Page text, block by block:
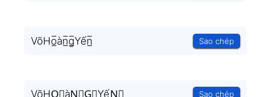
VõHo̲̅àn̲̅g̲̅Yến̲̅ Sao chép
VõHO⃣àN⃣G⃣YếN⃣ Sao chép